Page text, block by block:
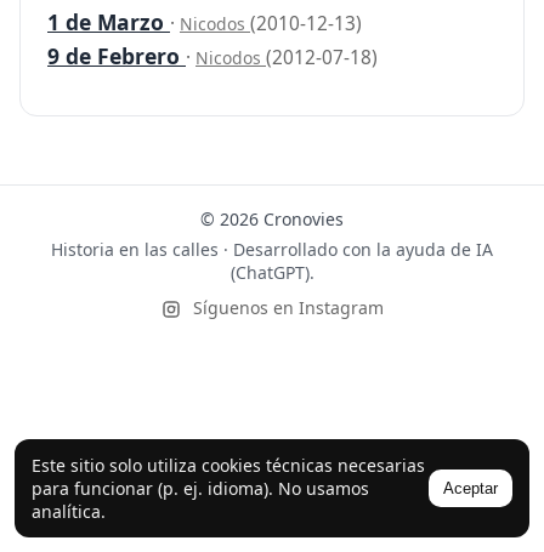
Este sitio solo utiliza cookies técnicas necesarias
para funcionar (p. ej. idioma). No usamos
analítica.
Aceptar
1 de Marzo · Nicodos (2010-12-13)
9 de Febrero · Nicodos (2012-07-18)
© 2026 Cronovies
Historia en las calles · Desarrollado con la ayuda de IA
(ChatGPT).
Síguenos en Instagram